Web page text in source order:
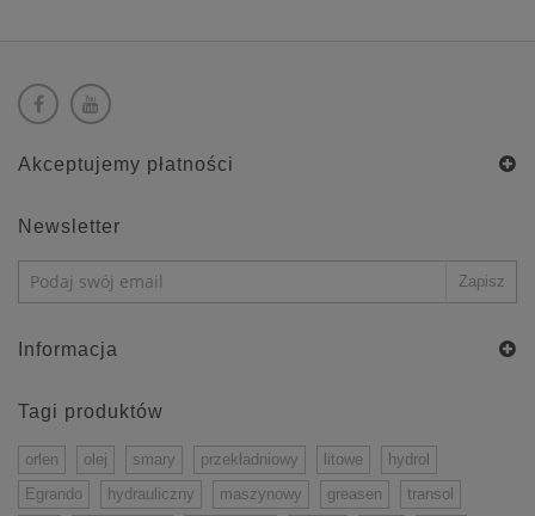
Akceptujemy płatności
Newsletter
Informacja
Tagi produktów
orlen olej smary przekładniowy litowe
hydrol
Egrando
hydrauliczny maszynowy greasen transol